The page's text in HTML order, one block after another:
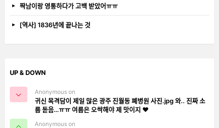
짝남이랑 영통하다가 고백 받았어ㅠㅠ
[역사] 1836년에 끝나는 것
UP & DOWN
Anonymous on
귀신 목격담이 제일 많은 광주 진월동 폐병원 사진.jpg 와.. 진짜 소
름 돋음…ㅠㅠ 여름은 오싹해야 제 맛이지 ❤️
Anonymous on